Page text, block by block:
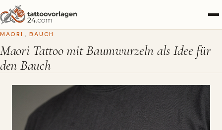
MAORI , BAUCH
Maori Tattoo mit Baumwurzeln als Idee für
den Bauch